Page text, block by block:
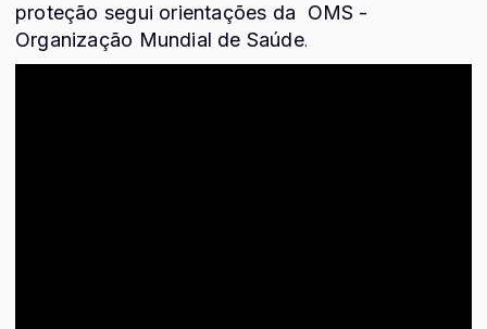
proteção segui orientações da OMS -
Organização Mundial de Saúde.